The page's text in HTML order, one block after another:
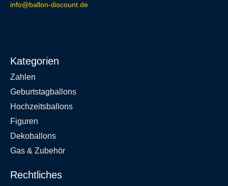
info@ballon-discount.de
Kategorien
Zahlen
Geburtstagballons
Hochzeitsballons
Figuren
Dekoballons
Gas & Zubehör
Rechtliches